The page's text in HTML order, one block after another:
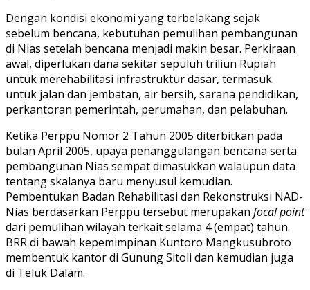
Dengan kondisi ekonomi yang terbelakang sejak
sebelum bencana, kebutuhan pemulihan pembangunan
di Nias setelah bencana menjadi makin besar. Perkiraan
awal, diperlukan dana sekitar sepuluh triliun Rupiah
untuk merehabilitasi infrastruktur dasar, termasuk
untuk jalan dan jembatan, air bersih, sarana pendidikan,
perkantoran pemerintah, perumahan, dan pelabuhan.
Ketika Perppu Nomor 2 Tahun 2005 diterbitkan pada
bulan April 2005, upaya penanggulangan bencana serta
pembangunan Nias sempat dimasukkan walaupun data
tentang skalanya baru menyusul kemudian.
Pembentukan Badan Rehabilitasi dan Rekonstruksi NAD-
Nias berdasarkan Perppu tersebut merupakan focal point
dari pemulihan wilayah terkait selama 4 (empat) tahun.
BRR di bawah kepemimpinan Kuntoro Mangkusubroto
membentuk kantor di Gunung Sitoli dan kemudian juga
di Teluk Dalam.